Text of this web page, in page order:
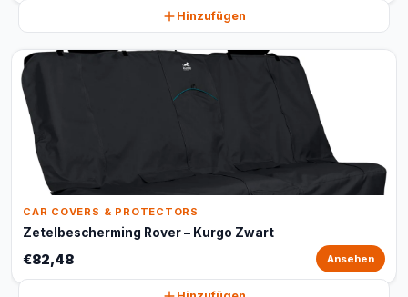
Hinzufügen
CAR COVERS & PROTECTORS
Zetelbescherming Rover – Kurgo Zwart
€82,48 Ansehen